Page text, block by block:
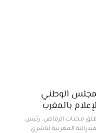
الوطني
بالمغرب
محتات الرقاص، رئيس
المغربية لناشري